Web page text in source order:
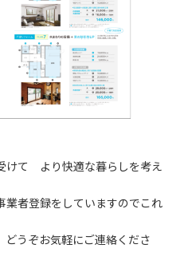
けて より快適な暮らしを考え
者登録をしていますのでこれ
どうぞお気軽にご連絡くださ